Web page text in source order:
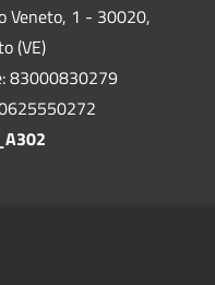
Veneto, 1 - 30020,
(VE)
83000830279